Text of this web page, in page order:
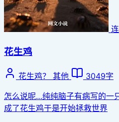
花生鸡
花生鸡？ 其他
3049字
怎么说呢…纯纯脑子有病写的一
成了花生鸡于是开始拯救世界